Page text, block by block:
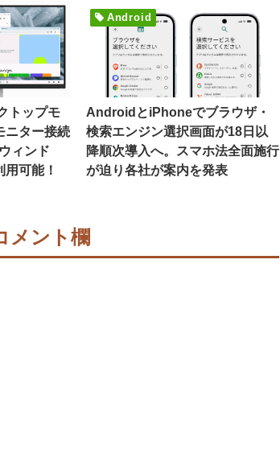
トップモ
ニター接続
ィンド
可能！
Android
AndroidとiPhoneでブラウザ・
検索エンジン選択画面が18日以
降順次導入へ。スマホ法全面施行
が迫り各社が案内を発表
メント欄